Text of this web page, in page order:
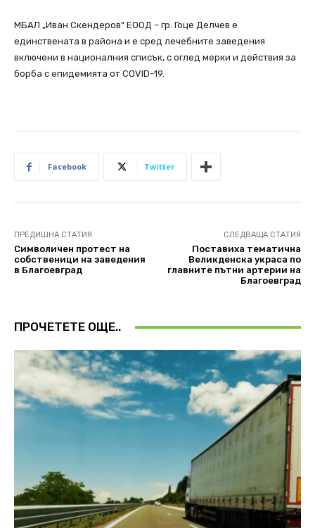
МБАЛ „Иван Скендеров“ ЕООД – гр. Гоце Делчев е
единствената в района и е сред лечебните заведения
включени в националния списък, с оглед мерки и действия за
борба с епидемията от COVID-19.
Facebook Twitter
ПРЕДИШНА СТАТИЯ
Символичен протест на
собственици на заведения
в Благоевград
СЛЕДВАЩА СТАТИЯ
Поставиха тематична
Великденска украса по
главните пътни артерии на
Благоевград
ПРОЧЕТЕТЕ ОЩЕ..